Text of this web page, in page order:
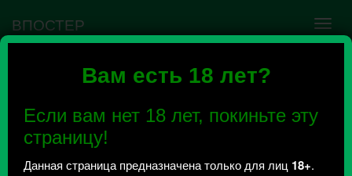
Вам есть 18 лет?
Если вам нет 18 лет, покиньте эту
страницу!
Данная страница предназначена только для лиц 18+.
ВПОСТЕР
Ошибка VK API #5
сообщества нужно авторизоваться на сервисе
повторно.